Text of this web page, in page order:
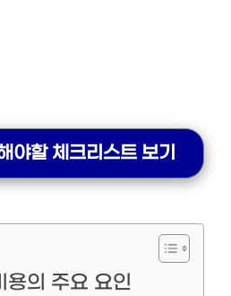
야할 체크리스트 보기
용의 주요 요인